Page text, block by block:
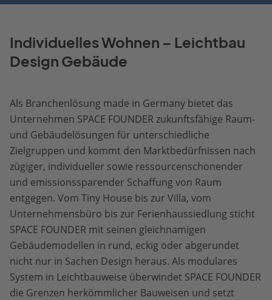
Individuelles Wohnen – Leichtbau
Design Gebäude
Als Branchenlösung made in Germany bietet das
Unternehmen SPACE FOUNDER zukunftsfähige Raum-
und Gebäudelösungen für unterschiedliche
Zielgruppen und kommt den Marktbedürfnissen nach
zügiger, individueller sowie ressourcenschonender
und emissionssparender Schaffung von Raum
entgegen. Vom Tiny House bis zur Villa, vom
Unternehmensbüro bis zur Ferienhaussiedlung sticht
SPACE FOUNDER mit seinen gleichnamigen
Gebäudemodellen in rund, eckig oder abgerundet
nicht nur in Sachen Design heraus. Als modulares
System in Leichtbauweise überwindet SPACE FOUNDER
die Grenzen herkömmlicher Bauweisen und setzt